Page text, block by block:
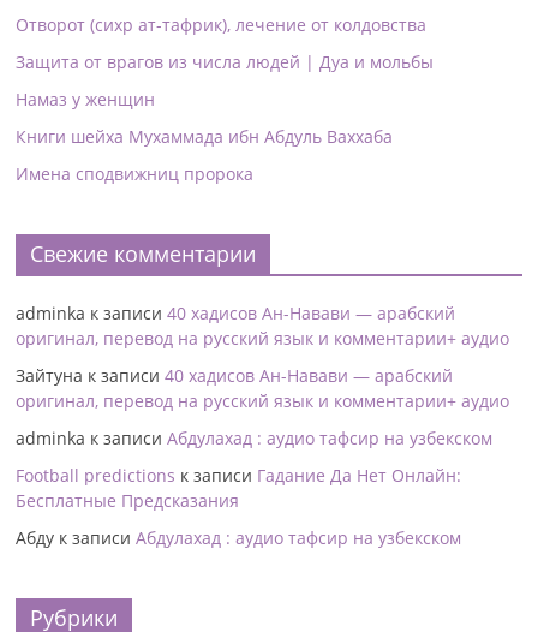
Отворот (сихр ат-тафрик), лечение от колдовства
Защита от врагов из числа людей | Дуа и мольбы
Намаз у женщин
Книги шейха Мухаммада ибн Абдуль Ваххаба
Имена сподвижниц пророка
Свежие комментарии
adminka к записи40 хадисов Ан-Навави — арабский
оригинал, перевод на русский язык и комментарии+ аудио
Зайтуна к записи40 хадисов Ан-Навави — арабский
оригинал, перевод на русский язык и комментарии+ аудио
adminka к записиАбдулахад : аудио тафсир на узбекском
Football predictions к записи Гадание Да Нет Онлайн:
Бесплатные Предсказания
Абду к записиАбдулахад : аудио тафсир на узбекском
Рубрики